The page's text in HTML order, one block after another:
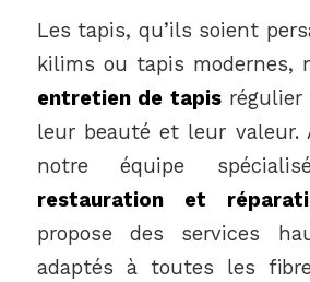
Les tapis, qu’ils soient
kilims ou tapis modernes,
entretien de tapisrégulier
leur beauté et leur valeur.
notre équipe
restauration et
propose des services
adaptés à toutes les